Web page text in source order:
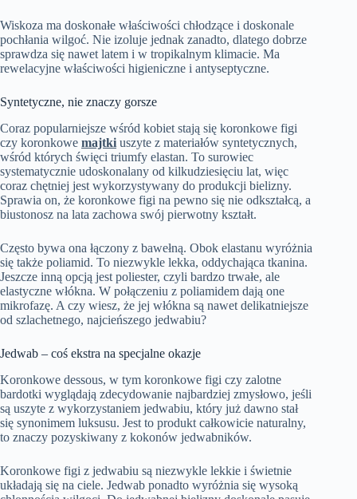
Wiskoza ma doskonałe właściwości chłodzące i doskonale
pochłania wilgoć. Nie izoluje jednak zanadto, dlatego dobrze
sprawdza się nawet latem i w tropikalnym klimacie. Ma
rewelacyjne właściwości higieniczne i antyseptyczne.
Syntetyczne, nie znaczy gorsze
Coraz popularniejsze wśród kobiet stają się koronkowe figi
czy koronkowe majtki uszyte z materiałów syntetycznych,
wśród których święci triumfy elastan. To surowiec
systematycznie udoskonalany od kilkudziesięciu lat, więc
coraz chętniej jest wykorzystywany do produkcji bielizny.
Sprawia on, że koronkowe figi na pewno się nie odkształcą, a
biustonosz na lata zachowa swój pierwotny kształt.
Często bywa ona łączony z bawełną. Obok elastanu wyróżnia
się także poliamid. To niezwykle lekka, oddychająca tkanina.
Jeszcze inną opcją jest poliester, czyli bardzo trwałe, ale
elastyczne włókna. W połączeniu z poliamidem dają one
mikrofazę. A czy wiesz, że jej włókna są nawet delikatniejsze
od szlachetnego, najcieńszego jedwabiu?
Jedwab – coś ekstra na specjalne okazje
Koronkowe dessous, w tym koronkowe figi czy zalotne
bardotki wyglądają zdecydowanie najbardziej zmysłowo, jeśli
są uszyte z wykorzystaniem jedwabiu, który już dawno stał
się synonimem luksusu. Jest to produkt całkowicie naturalny,
to znaczy pozyskiwany z kokonów jedwabników.
Koronkowe figi z jedwabiu są niezwykle lekkie i świetnie
układają się na ciele. Jedwab ponadto wyróżnia się wysoką